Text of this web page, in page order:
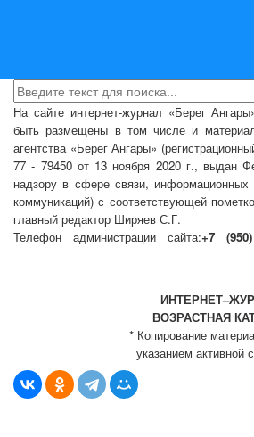
На сайте интернет-журнал «Берег
быть размещены в том числе и
агентства «Берег Ангары»
77 - 79450 от 13 ноября 2020 г., выдан
надзору в сфере связи, информационных
коммуникаций) с соответствующей
главный редактор Ширяев С.Г.
Телефон администрации сайта:+7
ВОЗРАСТНАЯ
* Копирование
указанием активной